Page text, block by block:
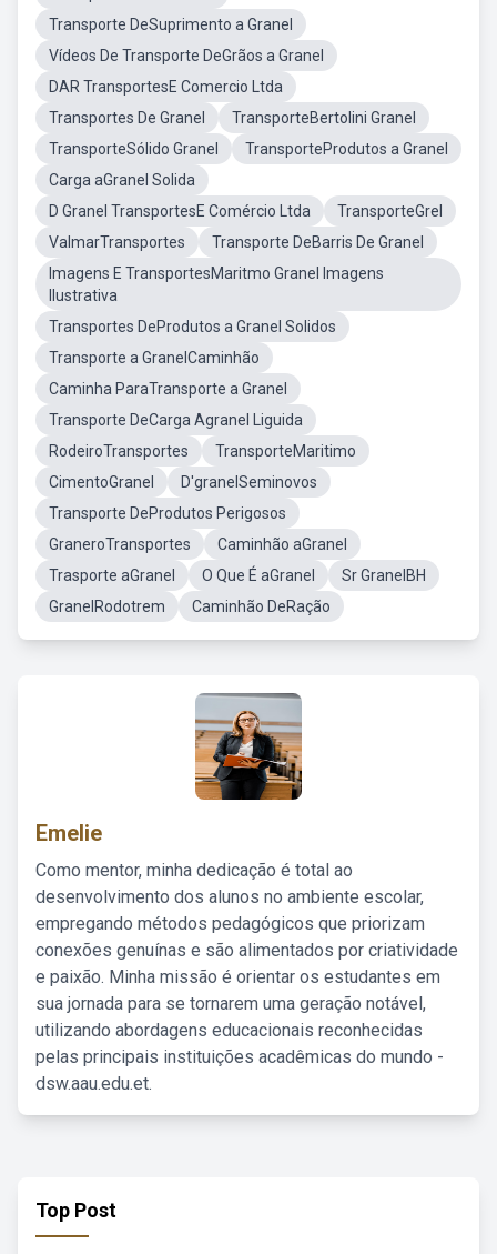
Transporte DeSuprimento a Granel
Vídeos De Transporte DeGrãos a Granel
DAR TransportesE Comercio Ltda
Transportes De Granel
TransporteBertolini Granel
TransporteSólido Granel
TransporteProdutos a Granel
Carga aGranel Solida
D Granel TransportesE Comércio Ltda
TransporteGrel
ValmarTransportes
Transporte DeBarris De Granel
Imagens E TransportesMaritmo Granel Imagens
Ilustrativa
Transportes DeProdutos a Granel Solidos
Transporte a GranelCaminhão
Caminha ParaTransporte a Granel
Transporte DeCarga Agranel Liguida
RodeiroTransportes
TransporteMaritimo
CimentoGranel
D'granelSeminovos
Transporte DeProdutos Perigosos
GraneroTransportes
Caminhão aGranel
Trasporte aGranel
O Que É aGranel
Sr GranelBH
GranelRodotrem
Caminhão DeRação
Emelie
Como mentor, minha dedicação é total ao
desenvolvimento dos alunos no ambiente escolar,
empregando métodos pedagógicos que priorizam
conexões genuínas e são alimentados por criatividade
e paixão. Minha missão é orientar os estudantes em
sua jornada para se tornarem uma geração notável,
utilizando abordagens educacionais reconhecidas
pelas principais instituições acadêmicas do mundo -
dsw.aau.edu.et.
Top Post